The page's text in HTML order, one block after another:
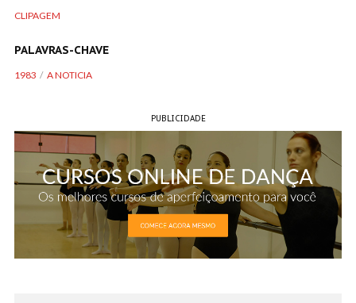
CLIPAGEM
PALAVRAS-CHAVE
1983 A NOTICIA
PUBLICIDADE